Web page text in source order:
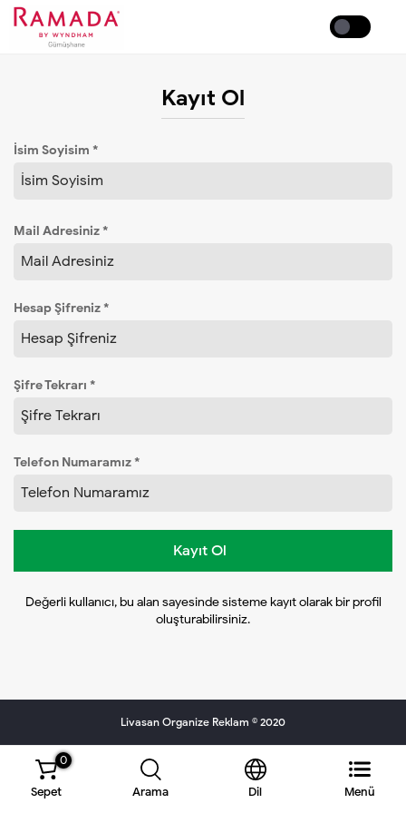
Coffee
Kayıt Ol
İsim Soyisim *
Mail Adresiniz *
Hesap Şifreniz *
Şifre Tekrarı *
Telefon Numaramız *
Kayıt Ol
Değerli kullanıcı, bu alan sayesinde sisteme kayıt olarak bir profil
oluşturabilirsiniz.
Livasan Organize Reklam © 2020
0
Sepet Arama Dil Menü